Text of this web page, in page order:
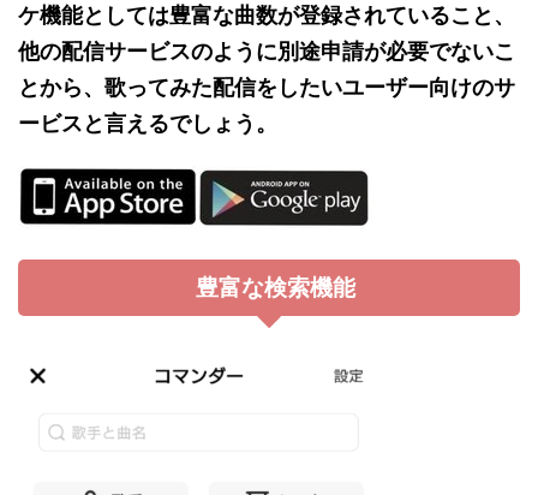
ケ機能としては豊富な曲数が登録されていること、
他の配信サービスのように別途申請が必要でないこ
とから、歌ってみた配信をしたいユーザー向けのサ
ービスと言えるでしょう。
豊富な検索機能